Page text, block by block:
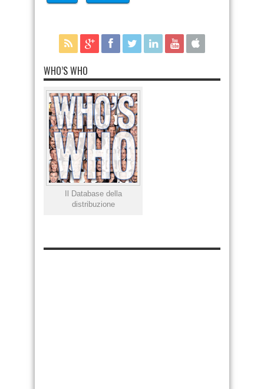
WHO’S WHO
Il Database della
distribuzione